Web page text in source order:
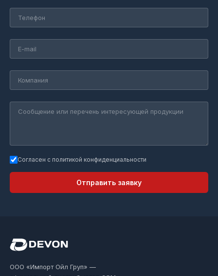
Согласен с политикой конфиденциальности
Отправить заявку
ООО «Импорт Ойл Груп» —